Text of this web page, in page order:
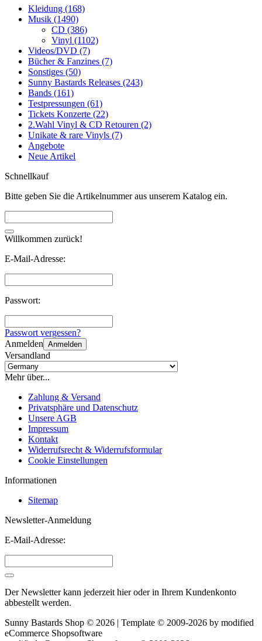
Kleidung (168)
Musik (1490)
CD (386)
Vinyl (1102)
Videos/DVD (7)
Bücher & Fanzines (7)
Sonstiges (50)
Sunny Bastards Releases (243)
Bands (161)
Testpressungen (61)
Tickets Konzerte (22)
2.Wahl Vinyl & CD Retouren (2)
Unikate & rare Vinyls (7)
Angebote
Neue Artikel
Schnellkauf
Bitte geben Sie die Artikelnummer aus unserem Katalog ein.
Willkommen zurück!
E-Mail-Adresse:
Passwort:
Passwort vergessen?
Anmelden Anmelden
Versandland
Mehr über...
Zahlung & Versand
Privatsphäre und Datenschutz
Unsere AGB
Impressum
Kontakt
Widerrufsrecht & Widerrufsformular
Cookie Einstellungen
Informationen
Sitemap
Newsletter-Anmeldung
E-Mail-Adresse:
Der Newsletter kann jederzeit hier oder in Ihrem Kundenkonto
abbestellt werden.
Sunny Bastards Shop © 2026 | Template © 2009-2026 by modified
eCommerce Shopsoftware